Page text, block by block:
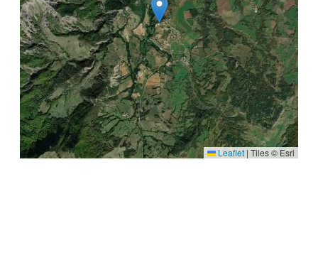
Leaflet | Tiles © Esri